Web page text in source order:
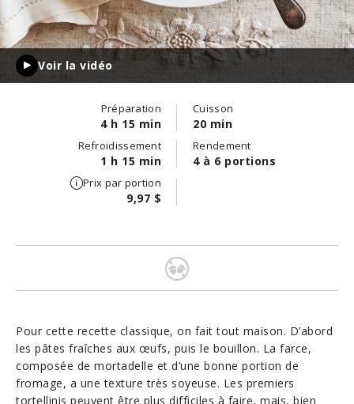
Voir la vidéo
Préparation
4 h 15 min
Cuisson
20 min
Refroidissement
1 h 15 min
Rendement
4 à 6 portions
Prix par portion
9,97 $
Pour cette recette classique, on fait tout maison. D’abord
les pâtes fraîches aux œufs, puis le bouillon. La farce,
composée de mortadelle et d’une bonne portion de
fromage, a une texture très soyeuse. Les premiers
tortellinis peuvent être plus difficiles à faire, mais, bien